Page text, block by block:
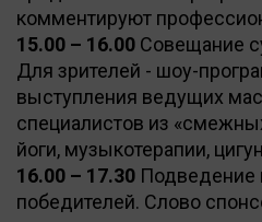
комментируют
15.00 – 16.00 Совещание
Для зрителей - шоу-
выступления ведущих
специалистов из
йоги, музыкотерапии,
16.00 – 17.30 Подведение
победителей. Слово